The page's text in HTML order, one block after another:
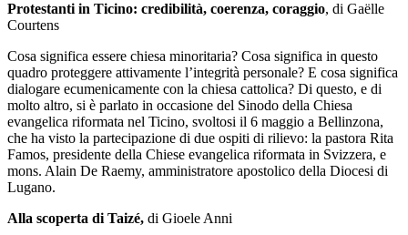
Protestanti in Ticino: credibilità, coerenza, coraggio, di Gaëlle
Courtens
Cosa significa essere chiesa minoritaria? Cosa significa in questo
quadro proteggere attivamente l’integrità personale? E cosa significa
dialogare ecumenicamente con la chiesa cattolica? Di questo, e di
molto altro, si è parlato in occasione del Sinodo della Chiesa
evangelica riformata nel Ticino, svoltosi il 6 maggio a Bellinzona,
che ha visto la partecipazione di due ospiti di rilievo: la pastora Rita
Famos, presidente della Chiese evangelica riformata in Svizzera, e
mons. Alain De Raemy, amministratore apostolico della Diocesi di
Lugano.
Alla scoperta di Taizé, di Gioele Anni